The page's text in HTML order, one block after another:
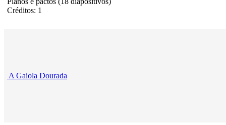
Créditos: 1
A Gaiola Dourada